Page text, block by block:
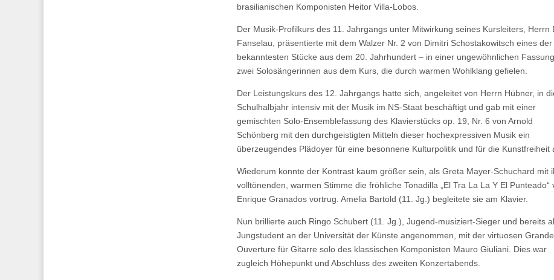
brasilianischen Komponisten Heitor Villa-Lobos.
Der Musik-Profilkurs des 11. Jahrgangs unter Mitwirkung seines Kursleiters, Herrn
Fanselau, präsentierte mit dem Walzer Nr. 2 von Dimitri Schostakowitsch eines der
bekanntesten Stücke aus dem 20. Jahrhundert – in einer ungewöhnlichen
zwei Solosängerinnen aus dem Kurs, die durch warmen Wohlklang gefielen.
Der Leistungskurs des 12. Jahrgangs hatte sich, angeleitet von Herrn Hübner, in
Schulhalbjahr intensiv mit der Musik im NS-Staat beschäftigt und gab mit einer
gemischten Solo-Ensemblefassung des Klavierstücks op. 19, Nr. 6 von Arnold
Schönberg mit den durchgeistigten Mitteln dieser hochexpressiven Musik ein
überzeugendes Plädoyer für eine besonnene Kulturpolitik und für die Kunstfreiheit
Wiederum konnte der Kontrast kaum größer sein, als Greta Mayer-Schuchard mit
volltönenden, warmen Stimme die fröhliche Tonadilla „El Tra La La Y El Punteado“
Enrique Granados vortrug. Amelia Bartold (11. Jg.) begleitete sie am Klavier.
Nun brillierte auch Ringo Schubert (11. Jg.), Jugend-musiziert-Sieger und bereits
Jungstudent an der Universität der Künste angenommen, mit der virtuosen Grande
Ouverture für Gitarre solo des klassischen Komponisten Mauro Giuliani. Dies war
zugleich Höhepunkt und Abschluss des zweiten Konzertabends.